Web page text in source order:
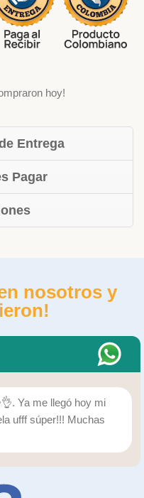
hoy!
Entrega
Pagar
nosotros y
Ya me llegó hoy mi
ufff súper!!! Muchas